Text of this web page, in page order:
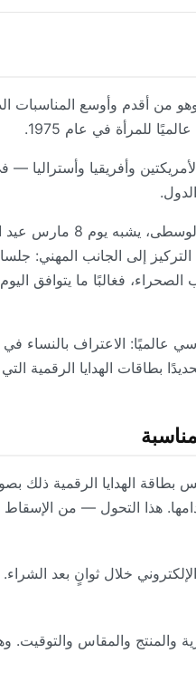
من أقدم وأوسع المناسبات
وأفريقيا وأستراليا
تختلف التقاليد حسب المنطقة.
التركيز إلى الجانب المهني:
الصحراء، فغالبًا ما يتوافق
بطاقات الهدايا الرقمية
بطاقة الهدايا الرقمية ذلك
هذا التحول — من الإسقاط
الإلكتروني خلال ثوانٍ بعد
والمنتج والمقاس